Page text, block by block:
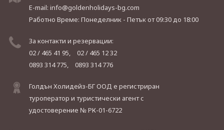
E-mail: info@goldenholidays-bg.com
Работно Време: Понеделник - Петъкот 09:30 до 18:00
За контакти и резервации:
02 / 465 41 95,
02 / 465 12 32
0893 314 775,
0893 314 776
Голдън Холидейз-БГ ООД е регистриран
туроператор и туристически агент с
удостоверение № РК-01-6722